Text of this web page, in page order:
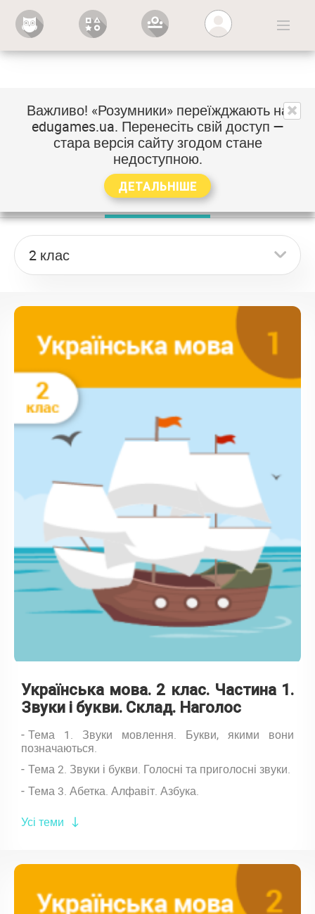
Важливо! «Розумники» переїжджають на
edugames.ua. Перенесіть свій доступ —
стара версія сайту згодом стане
недоступною.
ДЕТАЛЬНІШЕ
Тематичний каталог
Виберіть предмет і клас, щоб побачити перелік
тем
Українська мова Я досліджую світ
2 клас
Українська мова. 2 клас. Частина 1.
Звуки і букви. Склад. Наголос
Тема 1. Звуки мовлення. Букви, якими вони
позначаються.
Тема 2. Звуки і букви. Голосні та приголосні звуки.
Тема 3. Абетка. Алфавіт. Азбука.
Усі теми